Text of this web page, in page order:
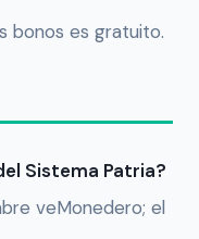
bonos es gratuito.
Sistema Patria?
veMonedero; el